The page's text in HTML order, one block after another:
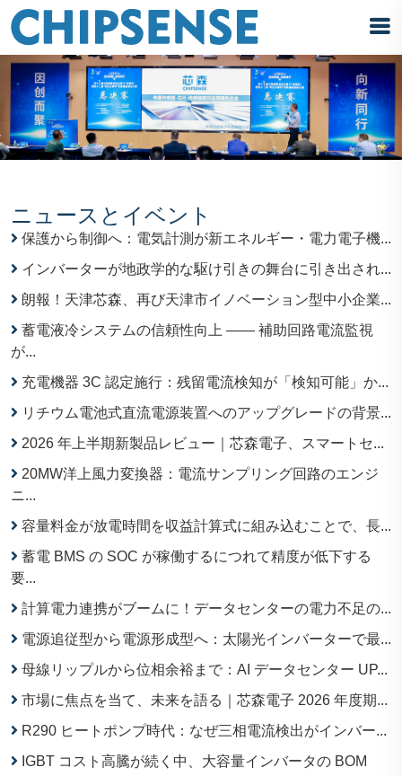
ニュースとイベント
保護から制御へ：電気計測が新エネルギー・電力電子機...
インバーターが地政学的な駆け引きの舞台に引き出され...
朗報！天津芯森、再び天津市イノベーション型中小企業...
蓄電液冷システムの信頼性向上 —— 補助回路電流監視
が...
充電機器 3C 認定施行：残留電流検知が「検知可能」か...
リチウム電池式直流電源装置へのアップグレードの背景...
2026 年上半期新製品レビュー｜芯森電子、スマートセ...
20MW洋上風力変換器：電流サンプリング回路のエンジ
ニ...
容量料金が放電時間を収益計算式に組み込むことで、長...
蓄電 BMS の SOC が稼働するにつれて精度が低下する
要...
計算電力連携がブームに！データセンターの電力不足の...
電源追従型から電源形成型へ：太陽光インバーターで最...
母線リップルから位相余裕まで：AI データセンター UP...
市場に焦点を当て、未来を語る｜芯森電子 2026 年度期...
R290 ヒートポンプ時代：なぜ三相電流検出がインバー...
IGBT コスト高騰が続く中、大容量インバータの BOM